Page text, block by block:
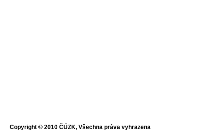
Copyright © 2010 ČÚZK, Všechna práva vyhrazena